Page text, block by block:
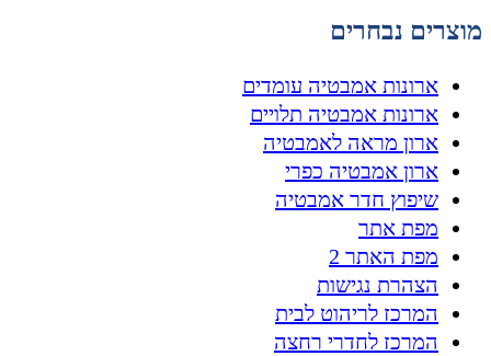
מוצרים נבחרים
ארונות אמבטיה עומדים
ארונות אמבטיה תלויים
ארון מראה לאמבטיה
ארון אמבטיה כפרי
שיפוץ חדר אמבטיה
מפת אתר
מפת האתר 2
הצהרת נגישות
המרכז לריהוט לבית
המרכז לחדרי רחצה